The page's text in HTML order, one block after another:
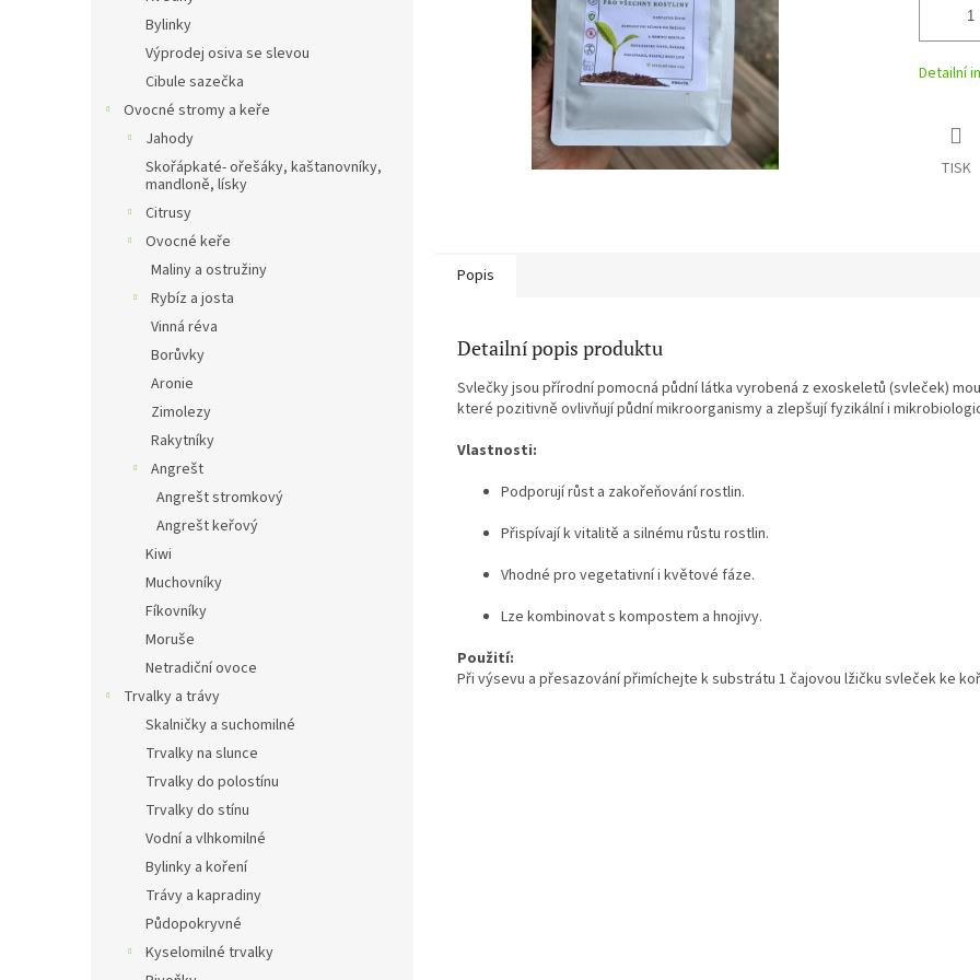
Bylinky
Výprodej osiva se slevou
Cibule sazečka
Ovocné stromy a keře
Jahody
Skořápkaté- ořešáky, kaštanovníky,
mandloně, lísky
Citrusy
Ovocné keře
Maliny a ostružiny
Rybíz a josta
Vinná réva
Borůvky
Aronie
Zimolezy
Rakytníky
Angrešt
Angrešt stromkový
Angrešt keřový
Kiwi
Muchovníky
Fíkovníky
Moruše
Netradiční ovoce
Trvalky a trávy
Skalničky a suchomilné
Trvalky na slunce
Trvalky do polostínu
Trvalky do stínu
Vodní a vlhkomilné
Bylinky a koření
Trávy a kapradiny
Půdopokryvné
Kyselomilné trvalky
Detailní
TISK
Popis
Detailní popis produktu
Svlečky jsou přírodní pomocná půdní látka vyrobená z exoskeletů (svleček)
které pozitivně ovlivňují půdní mikroorganismy a zlepšují fyzikální i
Vlastnosti:
Podporují růst a zakořeňování rostlin.
Přispívají k vitalitě a silnému růstu rostlin.
Vhodné pro vegetativní i květové fáze.
Lze kombinovat s kompostem a hnojivy.
Použití:
Při výsevu a přesazování přimíchejte k substrátu 1 čajovou lžičku svleček ke